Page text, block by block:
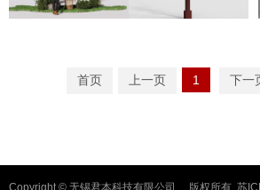
首页 上一页 1 下一
Copyright © 无锡君本科技有限公司 版权所有 苏